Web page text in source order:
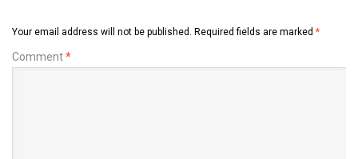
Your email address will not be published. Required fields are marked *
Comment*